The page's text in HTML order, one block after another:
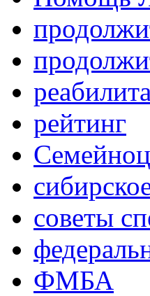
рейтинг
советы
ФМБА